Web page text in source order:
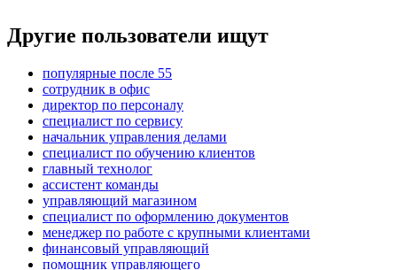
Другие пользователи ищут
популярные после 55
сотрудник в офис
директор по персоналу
специалист по сервису
начальник управления делами
специалист по обучению клиентов
главный технолог
ассистент команды
управляющий магазином
специалист по оформлению документов
менеджер по работе с крупными клиентами
финансовый управляющий
помощник управляющего